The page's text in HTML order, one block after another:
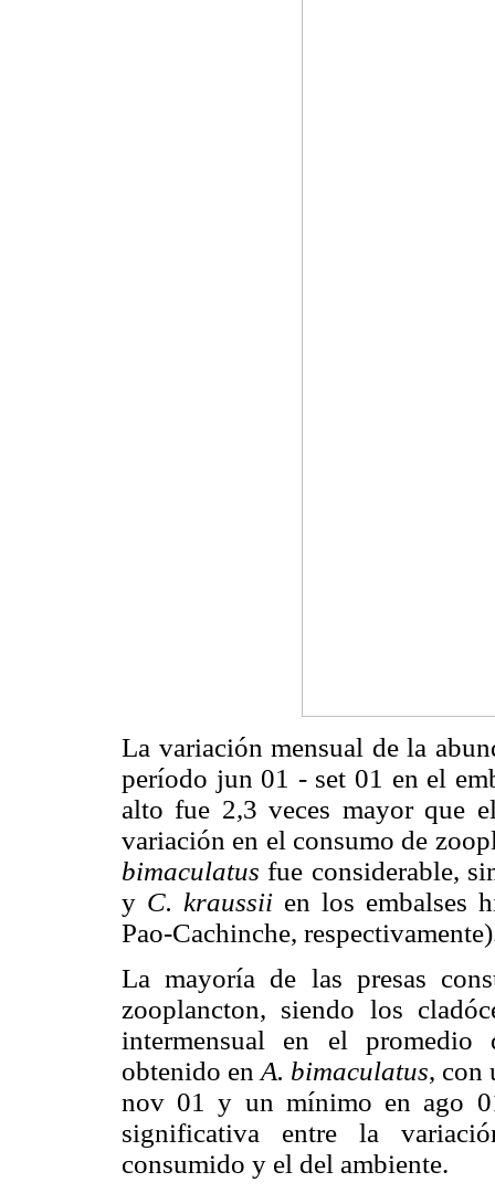
La variación mensual de la
período jun 01 - set 01 en el
alto fue 2,3 veces mayor que
variación en el consumo de
bimaculatus fue considerable,
y C. kraussii en los embalses
Pao-Cachinche,
La mayoría de las presas
zooplancton, siendo los
intermensual en el promedio
obtenido en A. bimaculatus, con
nov 01 y un mínimo en ago
significativa entre la
consumido y el del ambiente.